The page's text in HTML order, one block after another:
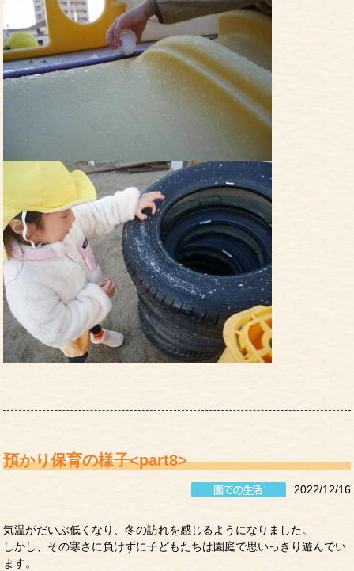
預かり保育の様子<part8>
2022/12/16
気温がだいぶ低くなり、冬の訪れを感じるようになりました。
しかし、その寒さに負けずに子どもたちは園庭で思いっきり遊んでい
ます。